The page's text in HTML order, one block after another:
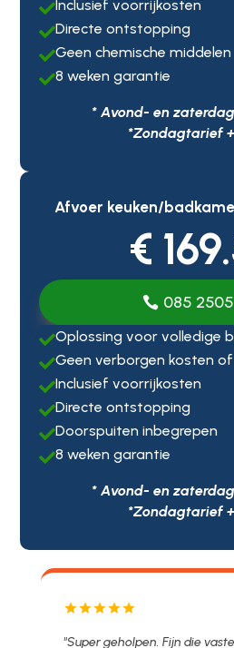
Inclusief voorrijkosten
Directe ontstopping
Geen chemische middelen
8 weken garantie
* Avond- en
*Zondagtarief +
Afvoer keuken/
€
085 2505
Oplossing voor volledige
Geen verborgen kosten
Inclusief voorrijkosten
Directe ontstopping
Doorspuiten inbegrepen
8 weken garantie
* Avond- en
*Zondagtarief +
"De man rijden net weg.